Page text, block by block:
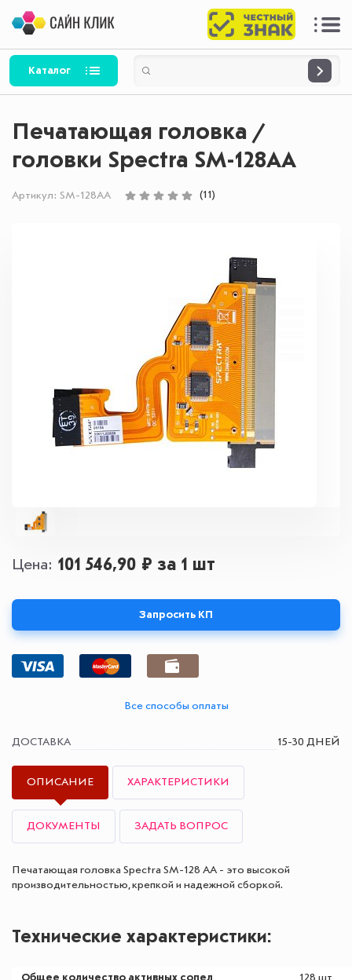
Каталог
Печатающая головка /
головки Spectra SM-128AA
Артикул: SM-128AA (11)
Цена 101 546,90 ₽ за 1 шт
Запросить КП
Все способы оплаты
ДОСТАВКА 15-30 ДНЕЙ
ОПИСАНИЕ ХАРАКТЕРИСТИКИ
ДОКУМЕНТЫ ЗАДАТЬ ВОПРОС
Печатающая головка Spectra SM-128 АА - это высокой
производительностью, крепкой и надежной сборкой.
Технические характеристики:
Общее количество активных сопел 128 шт